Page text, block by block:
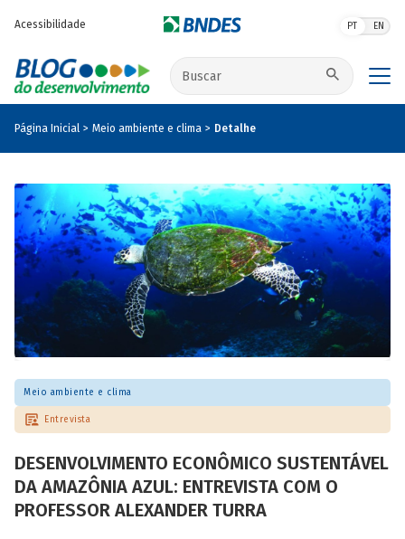
Acessibilidade PT EN
Buscar no site
Página Inicial Meio ambiente e clima Detalhe
Meio ambiente e clima
Entrevista
DESENVOLVIMENTO ECONÔMICO SUSTENTÁVEL
DA AMAZÔNIA AZUL: ENTREVISTA COM O
PROFESSOR ALEXANDER TURRA